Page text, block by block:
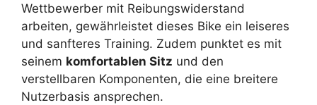
Wettbewerber mit Reibungswiderstand
arbeiten, gewährleistet dieses Bike ein leiseres
und sanfteres Training. Zudem punktet es mit
seinem komfortablen Sitz und den
verstellbaren Komponenten, die eine breitere
Nutzerbasis ansprechen.